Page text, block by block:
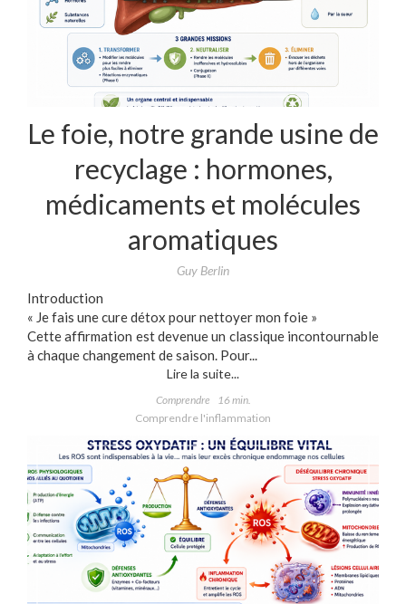
Le foie, notre grande usine de
recyclage : hormones,
médicaments et molécules
aromatiques
Guy Berlin
Introduction
« Je fais une cure détox pour nettoyer mon foie »
Cette affirmation est devenue un classique incontournable
à chaque changement de saison. Pour...
Lire la suite...
Comprendre
16 min.
Comprendre l'inflammation